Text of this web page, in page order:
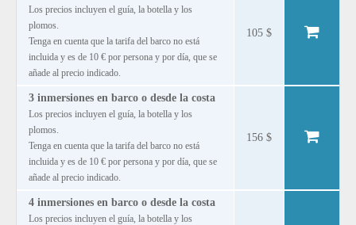
Los precios incluyen el guía, la botella y los
plomos.
Tenga en cuenta que la tarifa del barco no está
incluida y es de 10 € por persona y por día, que se
añade al precio indicado.
105 $
3 inmersiones en barco o desde la costa
Los precios incluyen el guía, la botella y los
plomos.
Tenga en cuenta que la tarifa del barco no está
incluida y es de 10 € por persona y por día, que se
añade al precio indicado.
156 $
4 inmersiones en barco o desde la costa
Los precios incluyen el guía, la botella y los